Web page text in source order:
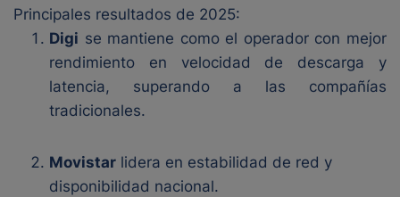
Principales resultados de 2025:
Digi se mantiene como el operador con mejor
rendimiento en velocidad de descarga y
latencia, superando a las compañías
tradicionales.
Movistar lidera en estabilidad de red y
disponibilidad nacional.